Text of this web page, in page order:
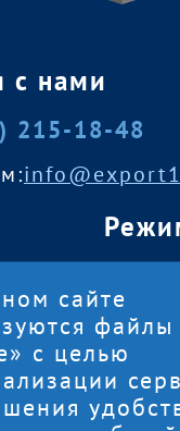
с нами
215-18-48
11 /
пн —
18:00
пт:
обед с
14:00
сб, вс—
сайте
файлы
с целью